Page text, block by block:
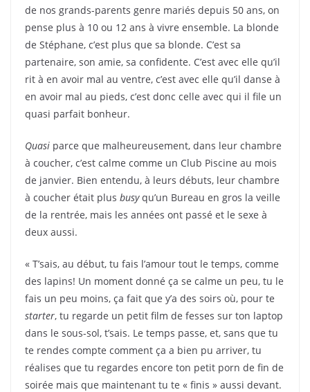
de nos grands-parents genre mariés depuis 50 ans, on
pense plus à 10 ou 12 ans à vivre ensemble. La blonde
de Stéphane, c’est plus que sa blonde. C’est sa
partenaire, son amie, sa confidente. C’est avec elle qu’il
rit à en avoir mal au ventre, c’est avec elle qu’il danse à
en avoir mal au pieds, c’est donc celle avec qui il file un
quasi parfait bonheur.
Quasi parce que malheureusement, dans leur chambre
à coucher, c’est calme comme un Club Piscine au mois
de janvier. Bien entendu, à leurs débuts, leur chambre
à coucher était plus busyqu’un Bureau en gros la veille
de la rentrée, mais les années ont passé et le sexe à
deux aussi.
« T’sais, au début, tu fais l’amour tout le temps, comme
des lapins! Un moment donné ça se calme un peu, tu le
fais un peu moins, ça fait que y’a des soirs où, pour te
starter, tu regarde un petit film de fesses sur ton laptop
dans le sous-sol, t’sais. Le temps passe, et, sans que tu
te rendes compte comment ça a bien pu arriver, tu
réalises que tu regardes encore ton petit porn de fin de
soirée mais que maintenant tu te « finis » aussi devant.